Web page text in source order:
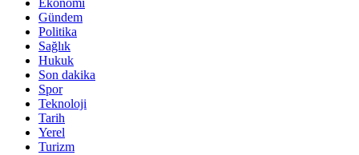
Ekonomi
Gündem
Politika
Sağlık
Hukuk
Son dakika
Spor
Teknoloji
Tarih
Yerel
Turizm